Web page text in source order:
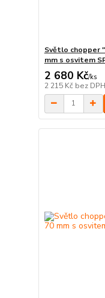
Světlo chopper
mm s osvitem
2 680 Kč/ks
2 215 Kč bez DPH